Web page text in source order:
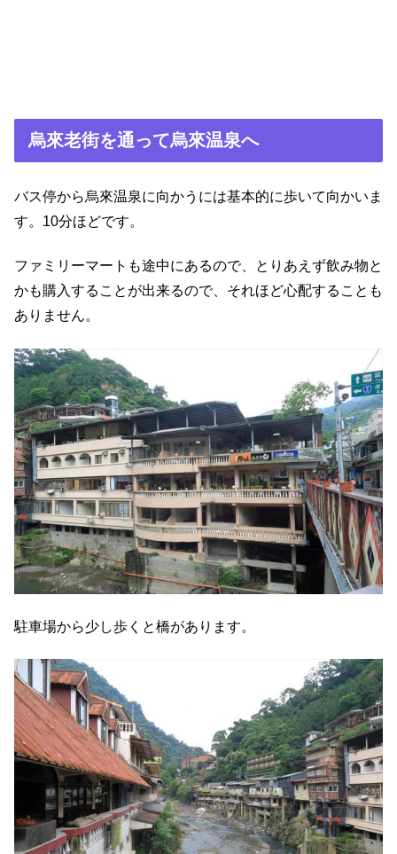
烏來老街を通って烏來温泉へ
バス停から烏來温泉に向かうには基本的に歩いて向かいま
す。10分ほどです。
ファミリーマートも途中にあるので、とりあえず飲み物と
かも購入することが出来るので、それほど心配することも
ありません。
駐車場から少し歩くと橋があります。